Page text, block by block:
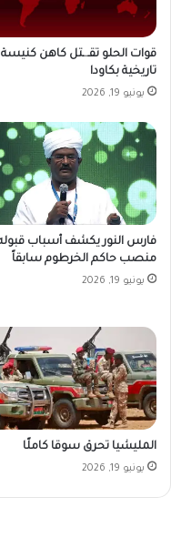
قوات الحلو تقـ.ـتل كاهن كنيسة
تاريخية بكاودا
يونيو 19, 2026
فارس النور يكشف أسباب
منصب حاكم الخرطوم سابقاً
يونيو 19, 2026
المليشيا تحرق سوقا كاملًا
يونيو 19, 2026